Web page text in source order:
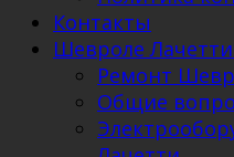
Контакты
Шевроле
Ремонт
Общие